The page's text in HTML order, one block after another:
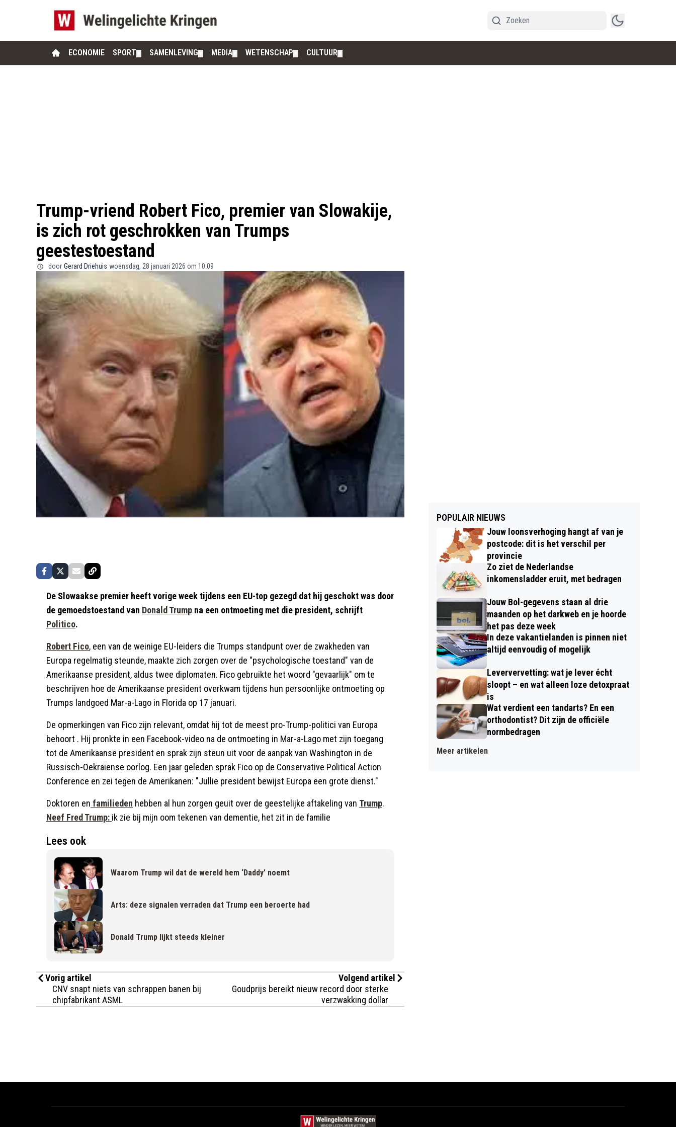
ECONOMIE SPORT SAMENLEVING MEDIA WETENSCHAP CULTUUR
Trump-vriend Robert Fico, premier van Slowakije,
is zich rot geschrokken van Trumps
geestestoestand
door Gerard Driehuis woensdag, 28 januari 2026 om 10:09
De Slowaakse premier heeft vorige week tijdens een EU-top gezegd dat hij geschokt was door
de gemoedstoestand van Donald Trump na een ontmoeting met die president, schrijft
Politico.
Robert Fico, een van de weinige EU-leiders die Trumps standpunt over de zwakheden van
Europa regelmatig steunde, maakte zich zorgen over de "psychologische toestand" van de
Amerikaanse president, aldus twee diplomaten. Fico gebruikte het woord "gevaarlijk" om te
beschrijven hoe de Amerikaanse president overkwam tijdens hun persoonlijke ontmoeting op
Trumps landgoed Mar-a-Lago in Florida op 17 januari.
De opmerkingen van Fico zijn relevant, omdat hij tot de meest pro-Trump-politici van Europa
behoort . Hij pronkte in een Facebook-video na de ontmoeting in Mar-a-Lago met zijn toegang
tot de Amerikaanse president en sprak zijn steun uit voor de aanpak van Washington in de
Russisch-Oekraïense oorlog. Een jaar geleden sprak Fico op de Conservative Political Action
Conference en zei tegen de Amerikanen: "Jullie president bewijst Europa een grote dienst."
Doktoren en familieden hebben al hun zorgen geuit over de geestelijke aftakeling van Trump.
Neef Fred Trump: ik zie bij mijn oom tekenen van dementie, het zit in de familie
Lees ook
Waarom Trump wil dat de wereld hem ‘Daddy’ noemt
Arts: deze signalen verraden dat Trump een beroerte had
Donald Trump lijkt steeds kleiner
Vorig artikel
CNV snapt niets van schrappen banen bij
chipfabrikant ASML
Volgend artikel
Goudprijs bereikt nieuw record door sterke
verzwakking dollar
POPULAIR NIEUWS
Jouw loonsverhoging hangt af van je
postcode: dit is het verschil per
provincie
Zo ziet de Nederlandse
inkomensladder eruit, met bedragen
Jouw Bol-gegevens staan al drie
maanden op het darkweb en je hoorde
het pas deze week
In deze vakantielanden is pinnen niet
altijd eenvoudig of mogelijk
Leververvetting: wat je lever écht
sloopt – en wat alleen loze detoxpraat
is
Wat verdient een tandarts? En een
orthodontist? Dit zijn de officiële
normbedragen
Meer artikelen